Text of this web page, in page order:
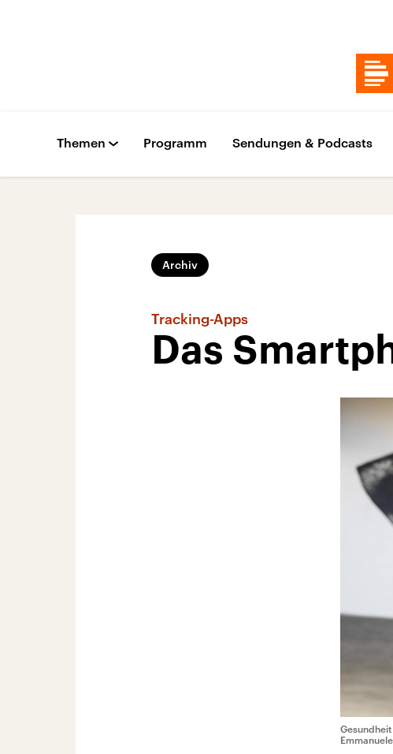
Themen Programm Sendungen & Podcasts
Archiv
Tracking-Apps
Das